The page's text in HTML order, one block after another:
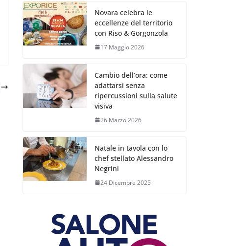
Novara celebra le
eccellenze del territorio
con Riso & Gorgonzola
17 Maggio 2026
Cambio dell’ora: come
adattarsi senza
ripercussioni sulla salute
visiva
26 Marzo 2026
Natale in tavola con lo
chef stellato Alessandro
Negrini
24 Dicembre 2025